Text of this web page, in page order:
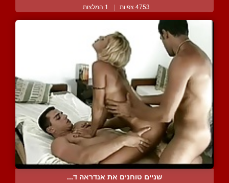
4753 צפיות | 1 המלצות
שניים טוחנים את אנדראה ד...